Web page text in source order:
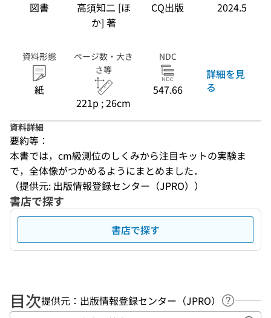
図書
高須知二 [ほ
か] 著
CQ出版 2024.5
資料形態
紙
ページ数・大き
さ等
221p ; 26cm
NDC
547.66
詳細を見
る
資料詳細
要約等：
本書では，cm級測位のしくみから注目キットの実験ま
で，全体像がつかめるようにまとめました．
（提供元: 出版情報登録センター（JPRO））
書店で探す
書店で探す
目次提供元：出版情報登録センター（JPRO）
ヘルプペ